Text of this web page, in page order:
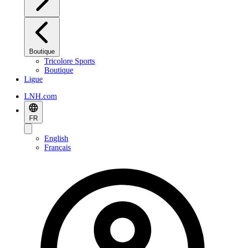
Boutique
Tricolore Sports
Boutique
Ligue
LNH.com
FR
English
Français